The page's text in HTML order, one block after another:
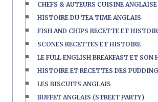
CHEFS & AUTEURS CUISINE ANGLAISE
HISTOIRE DU TEA TIME ANGLAIS
FISH AND CHIPS RECETTE ET
SCONES RECETTES ET HISTOIRE
LE FULL ENGLISH BREAKFAST ET SON
HISTOIRE ET RECETTES DES
LES BISCUITS ANGLAIS
BUFFET ANGLAIS (STREET PARTY)